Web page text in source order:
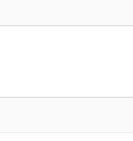
и конструкций не